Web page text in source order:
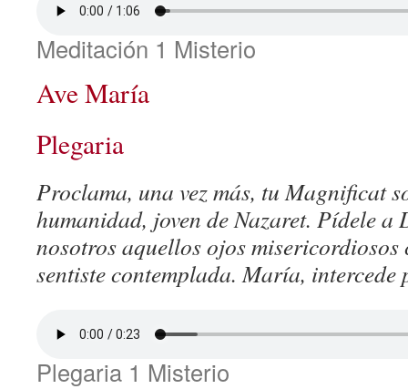
Meditación 1 Misterio
Ave María
Plegaria
Proclama, una vez más, tu Magnificat
humanidad, joven de Nazaret. Pídele a
nosotros aquellos ojos misericordiosos
sentiste contemplada. María,
Plegaria 1 Misterio